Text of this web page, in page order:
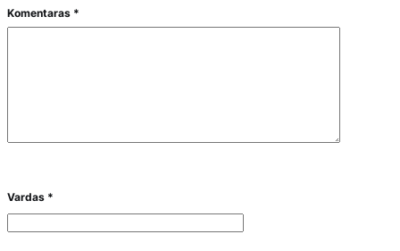
Komentaras *
Vardas *